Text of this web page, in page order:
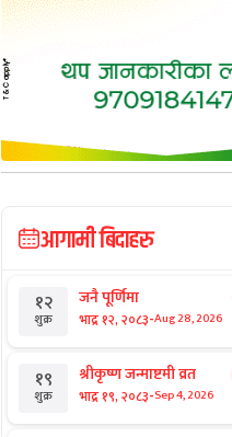
आगामी बिदाहरु
१२
शुक्र
जनै पूर्णिमा
भाद्र १२, २०८३-Aug 28, 2026
१९
शुक्र
श्रीकृष्ण जन्माष्टमी व्रत
भाद्र १९, २०८३-Sep 4, 2026